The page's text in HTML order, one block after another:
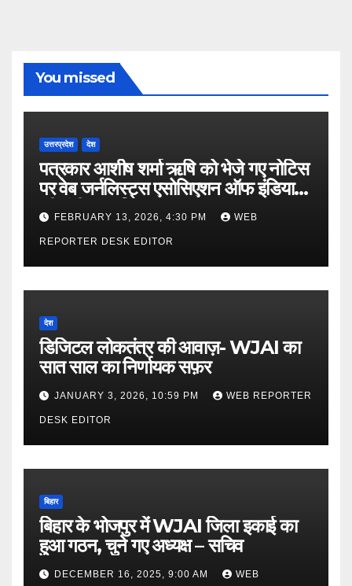
You missed
उत्तरप्रदेश देश
पत्रकार आशीष शर्मा ऋषि को भेजे गए नोटिस
पर वेब जर्नलिस्ट्स एसोसिएशन ऑफ इंडिया
की गंभीर आपत्ति
FEBRUARY 13, 2026, 4:30 PM WEB
REPORTER DESK EDITOR
देश
डिजिटल लोकतंत्र की आवाज़- WJAI का
सात साल का निर्णायक सफ़र
JANUARY 3, 2026, 10:59 PM WEB REPORTER
DESK EDITOR
बिहार
बिहार के भोजपुर में WJAI जिला इकाई का
हुआ गठन, चुने गए अध्यक्ष – सचिव
DECEMBER 16, 2025, 9:00 AM WEB